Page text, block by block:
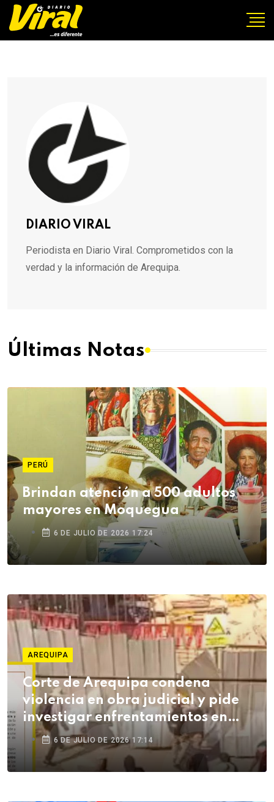
DIARIO VIRAL
Periodista en Diario Viral. Comprometidos con la
verdad y la información de Arequipa.
Últimas Notas
PERÚ
Brindan atención a 500 adultos
mayores en Moquegua
6 DE JULIO DE 2026 17:24
AREQUIPA
Corte de Arequipa condena
violencia en obra judicial y pide
investigar enfrentamientos en
Cerro Colorado
6 DE JULIO DE 2026 17:14